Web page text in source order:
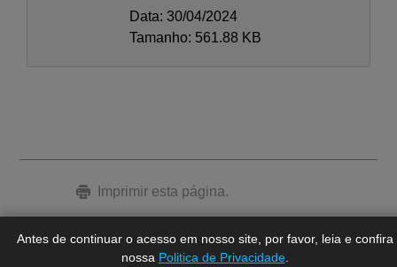
Antes de continuar o acesso em nosso site, por favor, leia e confira
nossa Politica de Privacidade.
Data: 30/04/2024
Tamanho: 561.88 KB
Imprimir esta página.